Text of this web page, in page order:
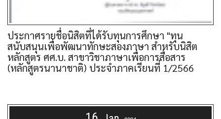
ประกาศรายชื่อนิสิตที่ได้รับทุนการศึกษา "ทุน
สนับสนุนเพื่อพัฒนาทักษะสองภาษา สำหรับนิสิต
หลักสูตร ศศ.บ. สาขาวิชาภาษาเพื่อการสื่อสาร
(หลักสูตรนานาชาติ) ประจำภาคเรียนที่ 1/2566